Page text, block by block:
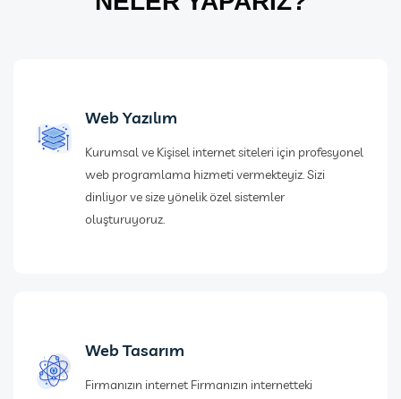
Web Yazılım
Kurumsal ve Kişisel internet siteleri için profesyonel
web programlama hizmeti vermekteyiz. Sizi
dinliyor ve size yönelik özel sistemler
oluşturuyoruz.
Web Tasarım
Firmanızın internet Firmanızın internetteki